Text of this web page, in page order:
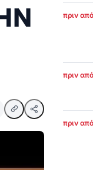
πριν
πριν
πριν